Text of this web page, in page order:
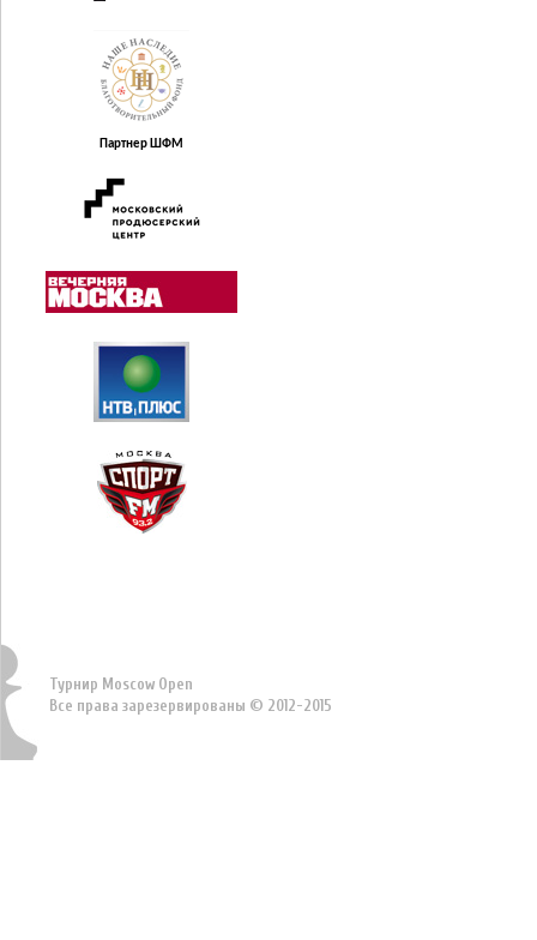
Партнер ШФМ
Турнир Moscow Open
Все права зарезервированы © 2012-2015